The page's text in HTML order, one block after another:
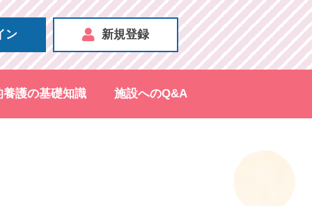
ン 新規登録
養護の基礎知識 施設へのQ&A